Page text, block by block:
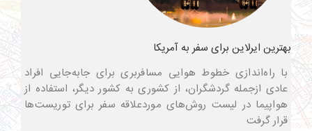
بهترین ایرلاین برای سفر به آمریکا
با راه‌اندازی خطوط هوایی مسافربری برای جابه‌جایی افراد
عادی ازجمله گردشگران، از کشوری به کشور دیگر، استفاده از
هواپیما در لیست روش‌های موردعلاقه سفر برای توریست‌ها
قرار گرفت